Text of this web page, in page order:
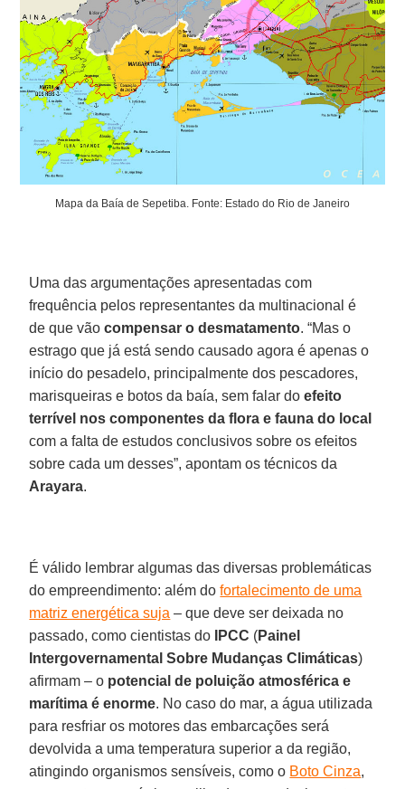
Mapa da Baía de Sepetiba. Fonte: Estado do Rio de Janeiro
Uma das argumentações apresentadas com
frequência pelos representantes da multinacional é
de que vãocompensar o desmatamento. “Mas o
estrago que já está sendo causado agora é apenas o
início do pesadelo, principalmente dos pescadores,
marisqueiras e botos da baía, sem falar doefeito
terrível nos componentes da flora e fauna do local
com a falta de estudos conclusivos sobre os efeitos
sobre cada um desses”, apontam os técnicos da
Arayara.
É válido lembrar algumas das diversas problemáticas
do empreendimento: além dofortalecimento de uma
matriz energética suja – que deve ser deixada no
passado, como cientistas do
IPCC (Painel
Intergovernamental Sobre Mudanças Climáticas)
afirmam – o potencial de poluição atmosférica e
marítima é enorme. No caso do mar, a água utilizada
para resfriar os motores das embarcações será
devolvida a uma temperatura superior a da região,
atingindo organismos sensíveis, como o Boto Cinza,